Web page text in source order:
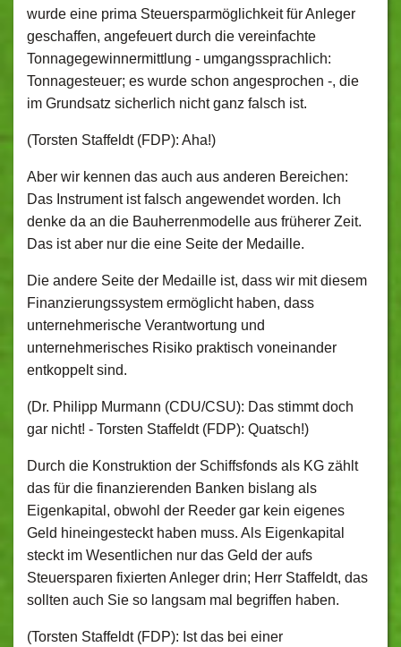
wurde eine prima Steuersparmöglichkeit für Anleger
geschaffen, angefeuert durch die vereinfachte
Tonnagegewinnermittlung ‑ umgangssprachlich:
Tonnagesteuer; es wurde schon angesprochen ‑, die
im Grundsatz sicherlich nicht ganz falsch ist.
(Torsten Staffeldt (FDP): Aha!)
Aber wir kennen das auch aus anderen Bereichen:
Das Instrument ist falsch angewendet worden. Ich
denke da an die Bauherrenmodelle aus früherer Zeit.
Das ist aber nur die eine Seite der Medaille.
Die andere Seite der Medaille ist, dass wir mit diesem
Finanzierungssystem ermöglicht haben, dass
unternehmerische Verantwortung und
unternehmerisches Risiko praktisch voneinander
entkoppelt sind.
(Dr. Philipp Murmann (CDU/CSU): Das stimmt doch
gar nicht! ‑ Torsten Staffeldt (FDP): Quatsch!)
Durch die Konstruktion der Schiffsfonds als KG zählt
das für die finanzierenden Banken bislang als
Eigenkapital, obwohl der Reeder gar kein eigenes
Geld hineingesteckt haben muss. Als Eigenkapital
steckt im Wesentlichen nur das Geld der aufs
Steuersparen fixierten Anleger drin; Herr Staffeldt, das
sollten auch Sie so langsam mal begriffen haben.
(Torsten Staffeldt (FDP): Ist das bei einer